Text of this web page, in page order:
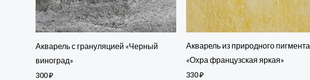
Акварель с грануляцией «Черный
виноград»
300₽
Акварель из природного пигмента
«Охра французская яркая»
330₽